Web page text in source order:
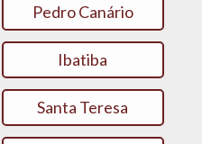
Pedro Canário
Ibatiba
Santa Teresa